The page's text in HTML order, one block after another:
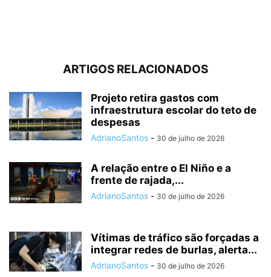
ARTIGOS RELACIONADOS
Projeto retira gastos com
infraestrutura escolar do teto de
despesas
AdrianoSantos - 30 de julho de 2026
A relação entre o El Niño e a
frente de rajada,...
AdrianoSantos - 30 de julho de 2026
Vítimas de tráfico são forçadas a
integrar redes de burlas, alerta...
AdrianoSantos - 30 de julho de 2026